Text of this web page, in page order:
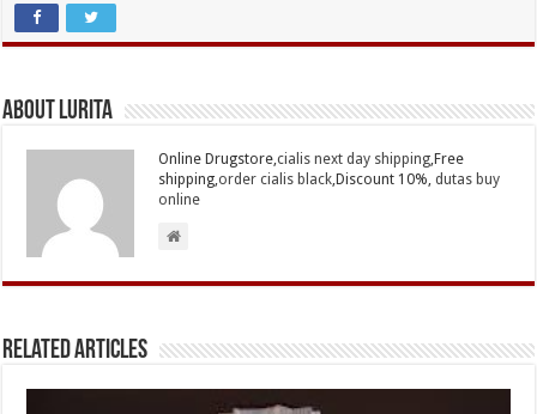
About Lurita
Online Drugstore,cialis next day shipping ,Free
shipping, order cialis black ,Discount 10%,dutas buy
online
Related Articles